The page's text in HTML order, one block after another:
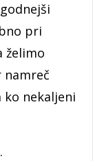
pri
želimo
namreč
ko nekaljeni